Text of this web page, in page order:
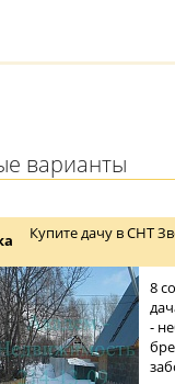
варианты
Купите дачу в СНТ
8
-